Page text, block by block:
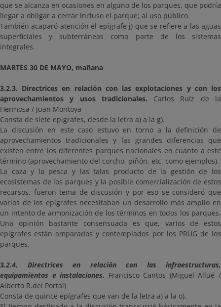
que se alcanza en ocasiones en alguno de los parques, que podría
llegar a obligar a cerrar incluso el parque; al uso público.
También acaparó atención el epígrafe j) que se refiere a las aguas
superficiales y subterráneas como parte de los sistemas
integrales.
MARTES 30 DE MAYO, mañana
3.2.3. Directrices en relación con las explotaciones y con los
aprovechamientos y usos tradicionales. Carlos Ruíz de la
Hermosa / Juan Montoya
Consta de siete epígrafes, desde la letra a) a la g).
La discusión en este caso estuvo en torno a la definición de
aprovechamientos tradicionales y las grandes diferencias que
existen entre los diferentes parques nacionales en cuanto a este
término (aprovechamiento del corcho, piñón, etc. como ejemplos).
La caza y la pesca y las talas producto de la gestión de los
ecosistemas de los parques y la posible comercialización de estos
recursos, fueron tema de discusión y por eso se consideró que
varios de los epígrafes necesitaban un desarrollo más amplio en
un intento de armonización de los términos en todos los parques.
Una opinión bastante consensuada es que, varios de estos
epígrafes están amparados y contemplados por los PRUG de los
parques.
3.2.4. Directrices en relación con las infraestructuras,
equipamientos e instalaciones. Francisco Cantos (Miguel Allué /
Alberto R.del Portal)
Consta de quince epígrafes que van de la letra a) a la o).